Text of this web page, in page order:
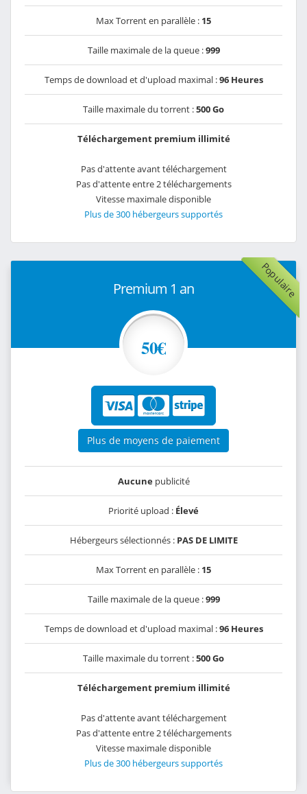
Max Torrent en parallèle : 15
Taille maximale de la queue :999
Temps de download et d'upload maximal :96 Heures
Taille maximale du torrent :500 Go
Téléchargement premium illimité
Pas d'attente avant téléchargement
Pas d'attente entre 2 téléchargements
Vitesse maximale disponible
Plus de 300 hébergeurs supportés
Populaire
Premium 1 an
50€
Plus de moyens de paiement
Aucunepublicité
Priorité upload : Élevé
Hébergeurs sélectionnés : PAS DE LIMITE
Max Torrent en parallèle : 15
Taille maximale de la queue :999
Temps de download et d'upload maximal :96 Heures
Taille maximale du torrent :500 Go
Téléchargement premium illimité
Pas d'attente avant téléchargement
Pas d'attente entre 2 téléchargements
Vitesse maximale disponible
Plus de 300 hébergeurs supportés